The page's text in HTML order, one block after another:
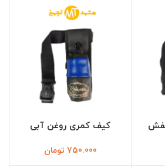
کیف کمری روغن آبی
750.000 تومان